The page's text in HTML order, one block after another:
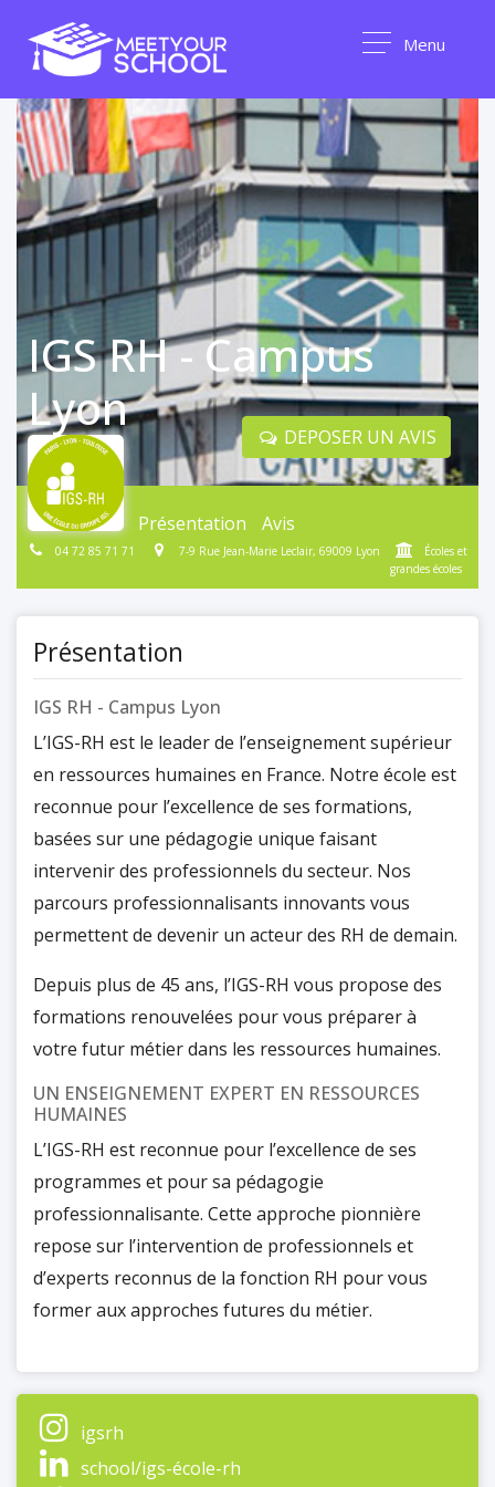
Menu
DEPOSER UN AVIS
IGS RH - Campus
Lyon
Présentation Avis
04 72 85 71 71 7-9 Rue Jean-Marie Leclair, 69009 Lyon
Écoles et
grandes écoles
Présentation
IGS RH - Campus Lyon
L’IGS-RH est le leader de l’enseignement supérieur
en ressources humaines en France. Notre école est
reconnue pour l’excellence de ses formations,
basées sur une pédagogie unique faisant
intervenir des professionnels du secteur. Nos
parcours professionnalisants innovants vous
permettent de devenir un acteur des RH de demain.
Depuis plus de 45 ans, l’IGS-RH vous propose des
formations renouvelées pour vous préparer à
votre futur métier dans les ressources humaines.
UN ENSEIGNEMENT EXPERT EN RESSOURCES
HUMAINES
L’IGS-RH est reconnue pour l’excellence de ses
programmes et pour sa pédagogie
professionnalisante. Cette approche pionnière
repose sur l’intervention de professionnels et
d’experts reconnus de la fonction RH pour vous
former aux approches futures du métier.
viennent également parfaire cette approche en
apportant une lecture à partir de grilles théoriques.
Vous pouvez opter pour suivre votre formation en
igsrh
school/igs-école-rh